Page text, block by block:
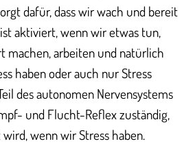
dafür, dass wir wach und bereit
aktiviert, wenn wir etwas tun,
machen, arbeiten und natürlich
haben oder auch nur Stress
des autonomen Nervensystems
und Flucht-Reflex zuständig,
wenn wir Stress haben.